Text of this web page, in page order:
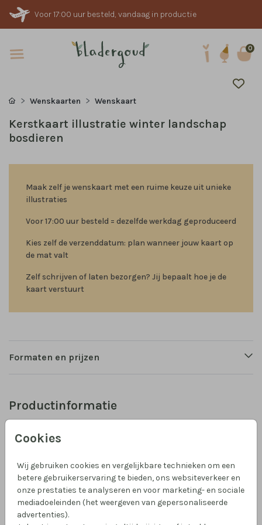
Voor 17:00 uur besteld, vandaag in productie
0
Cookies
Wij gebruiken cookies en vergelijkbare technieken om een
betere gebruikerservaring te bieden, ons websiteverkeer en
onze prestaties te analyseren en voor marketing- en sociale
mediadoeleinden (het weergeven van gepersonaliseerde
advertenties).
Wenskaarten Wenskaart
Kerstkaart illustratie winter landschap
bosdieren
Maak zelf je wenskaart met een ruime keuze uit unieke
illustraties
Voor 17:00 uur besteld = dezelfde werkdag geproduceerd
Kies zelf de verzenddatum: plan wanneer jouw kaart op
de mat valt
Zelf schrijven of laten bezorgen? Jij bepaalt hoe je de
kaart verstuurt
Formaten en prijzen
Productinformatie
Omschrijving
waterverf winterillustratie van wijds landschap met
sneeuw en bomen. Pas het kaartje volledig naar wens
aan!